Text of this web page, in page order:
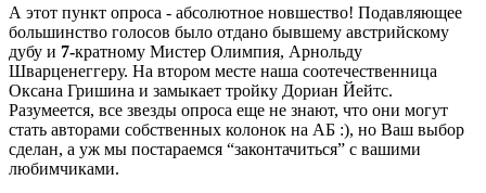
А этот пункт опроса - абсолютное новшество! Подавляющее
большинство голосов было отдано бывшему австрийскому
дубу и 7-кратному Мистер Олимпия, Арнольду
Шварценеггеру. На втором месте наша соотечественница
Оксана Гришина и замыкает тройку Дориан Йейтс.
Разумеется, все звезды опроса еще не знают, что они могут
стать авторами собственных колонок на АБ :), но Ваш выбор
сделан, а уж мы постараемся “законтачиться” с вашими
любимчиками.